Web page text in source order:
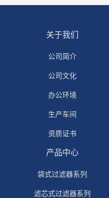
关于我们
公司简介
公司文化
办公环境
生产车间
资质证书
产品中心
袋式过滤器系列
滤芯式过滤器系列